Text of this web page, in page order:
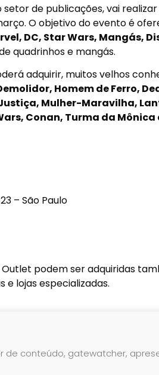
de publicações, vai
. O objetivo do evento é
DC, Star Wars, Mangás,
quadrinhos e mangás.
adquirir, muitos velhos
Homem de Ferro,
Mulher-Maravilha,
Conan, Turma da
– São Paulo
podem ser adquiridas
e lojas especializadas.
de conteúdo, gatewatcher,